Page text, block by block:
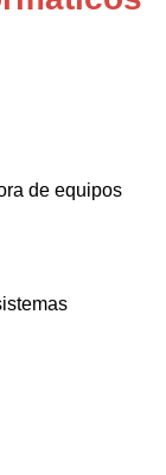
de equipos